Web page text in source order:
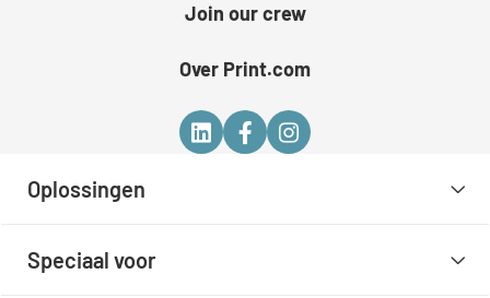
Join our crew
Over Print.com
Oplossingen
Speciaal voor